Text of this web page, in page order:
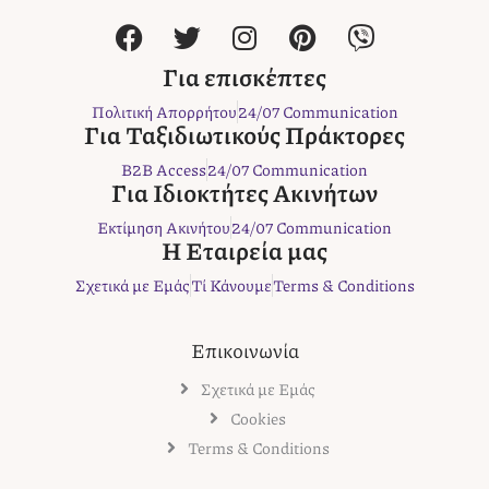
F
a
e
b
o
o
k
T
w
i
t
t
e
r
I
n
s
t
a
g
r
a
m
P
i
n
t
e
r
e
s
t
V
i
e
r
Για επισκέπτες
Πολιτική Απορρήτου24/07 Communication
Για Ταξιδιωτικούς Πράκτορες
B2B Access24/07 Communication
Για Ιδιοκτήτες Ακινήτων
Εκτίμηση Ακινήτου24/07 Communication
Η Εταιρεία μας
Σχετικά με ΕμάςΤί ΚάνουμεTerms & Conditions
Επικοινωνία
Σχετικά με Εμάς
Cookies
Terms & Conditions